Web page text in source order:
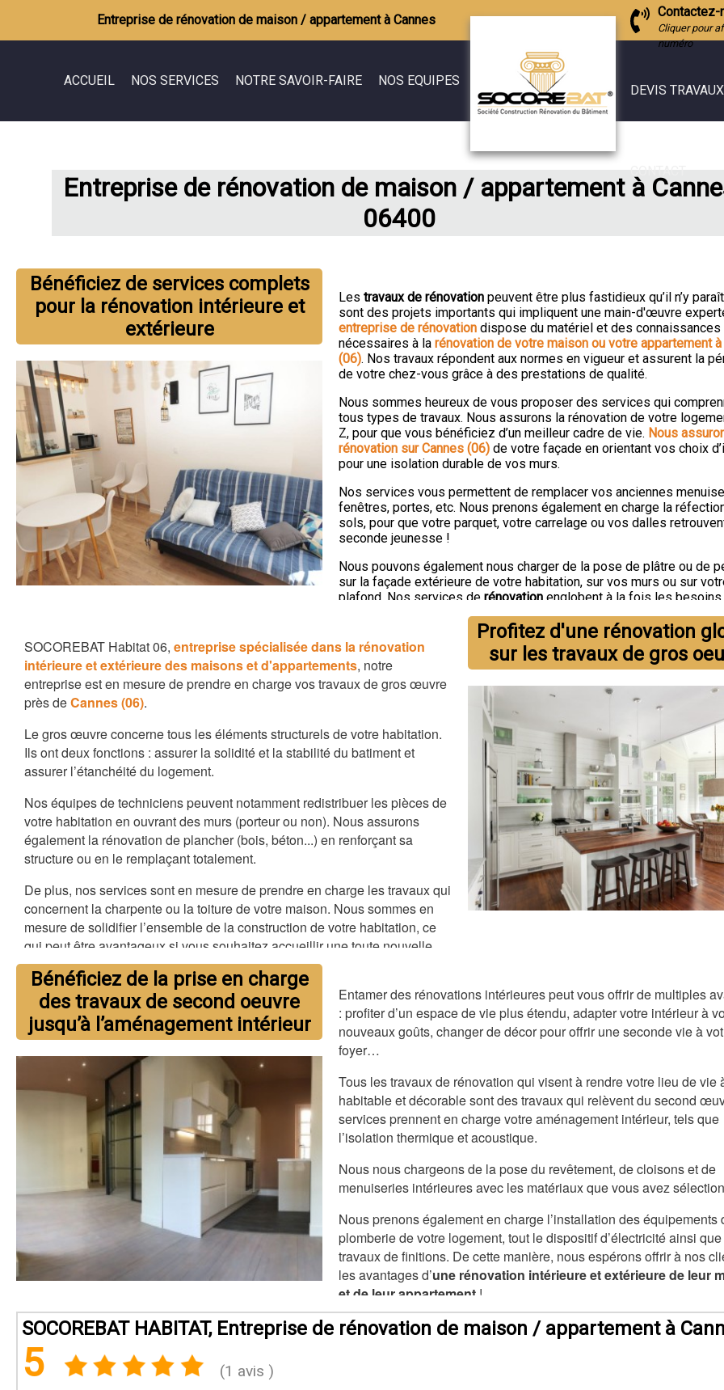
Entreprise de rénovation de maison / appartement à Cannes
Contactez-
Cliquer pour
numéro
ACCUEIL NOS SERVICES
Aménagement des combles
NOTRE SAVOIR-FAIRE
Maçonnerie
Plomberie
Electricité
NOS EQUIPES
Charpentier
Couvreur
Carreleur
Démolisseur
DEVIS TRAVAUX
Devis
Devis couverture
Devis
Devis électricité
Devis plomberie
Devis carrelage
Devis démolition
Entreprise de rénovation de maison / appartement à
06400
Bénéficiez de services complets
pour la rénovation intérieure et
extérieure
Lestravaux de rénovation peuvent être plus fastidieux qu’il n’y
sont des projets importants qui impliquent une main-d'œuvre
entreprise de rénovation dispose du matériel et des connaissances
nécessaires à larénovation de votre maison ou votre appartement à
(06). Nos travaux répondent aux normes en vigueur et assurent la
de votre chez-vous grâce à des prestations de qualité.
Nous sommes heureux de vous proposer des services qui
tous types de travaux. Nous assurons la rénovation de votre
Z, pour que vous bénéficiez d’un meilleur cadre de vie. Nous
rénovation sur Cannes (06) de votre façade en orientant vos choix
pour une isolation durable de vos murs.
Nos services vous permettent de remplacer vos anciennes
fenêtres, portes, etc. Nous prenons également en charge la
sols, pour que votre parquet, votre carrelage ou vos dalles
seconde jeunesse !
Nous pouvons également nous charger de la pose de plâtre ou de
sur la façade extérieure de votre habitation, sur vos murs ou sur
plafond. Nos services derénovationenglobent à la fois les
maisons et des appartements, tant à l’intérieur qu’à l’extérieur.
Contactez-nous pour obtenir un devis pour votre projet de
maison ou appartement à Cannes (06).
Profitez d'une rénovation
sur les travaux de gros
SOCOREBAT Habitat 06, entreprise spécialisée dans la rénovation
intérieure et extérieure des maisons et d'appartements, notre
entreprise est en mesure de prendre en charge vos travaux de gros œuvre
près deCannes (06).
Le gros œuvre concerne tous les éléments structurels de votre habitation.
Ils ont deux fonctions : assurer la solidité et la stabilité du batiment et
assurer l’étanchéité du logement.
Nos équipes de techniciens peuvent notamment redistribuer les pièces de
votre habitation en ouvrant des murs (porteur ou non). Nous assurons
également la rénovation de plancher (bois, béton...) en renforçant sa
structure ou en le remplaçant totalement.
De plus, nos services sont en mesure de prendre en charge les travaux qui
concernent la charpente ou la toiture de votre maison. Nous sommes en
mesure de solidifier l’ensemble de la construction de votre habitation, ce
qui peut être avantageux si vous souhaitez accueillir une toute nouvelle
toiture !
Prenez-contact avec nous pour une visite conseil de votreprojet de
rénovation immobilière à Cannes (06).
Bénéficiez de la prise en charge
des travaux de second oeuvre
jusqu’à l’aménagement intérieur
Entamer des rénovations intérieures peut vous offrir de multiples
: profiter d’un espace de vie plus étendu, adapter votre intérieur à
nouveaux goûts, changer de décor pour offrir une seconde vie à
foyer…
Tous les travaux de rénovation qui visent à rendre votre lieu de vie
habitable et décorable sont des travaux qui relèvent du second
services prennent en charge votre aménagement intérieur, tels que
l’isolation thermique et acoustique.
Nous nous chargeons de la pose du revêtement, de cloisons et de
menuiseries intérieures avec les matériaux que vous avez
Nous prenons également en charge l’installation des équipements
plomberie de votre logement, tout le dispositif d’électricité ainsi
travaux de finitions. De cette manière, nous espérons offrir à nos
les avantages d’une rénovation intérieure et extérieure de leur
et de leur appartement !
SOCOREBAT HABITAT, Entreprise de rénovation de maison / appartement à
5 (1 avis )